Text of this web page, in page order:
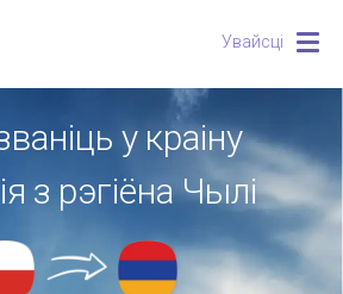
Увайсці
у краіну
з рэгіёна Чылі